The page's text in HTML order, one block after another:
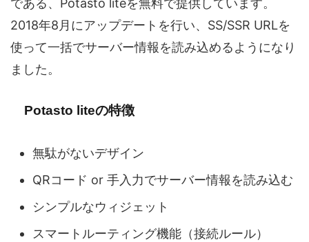
である、Potasto liteを無料で提供しています。
2018年8月にアップデートを行い、SS/SSR URLを
使って一括でサーバー情報を読み込めるようになり
ました。
Potasto liteの特徴
無駄がないデザイン
QRコード or 手入力でサーバー情報を読み込む
シンプルなウィジェット
スマートルーティング機能（接続ルール）